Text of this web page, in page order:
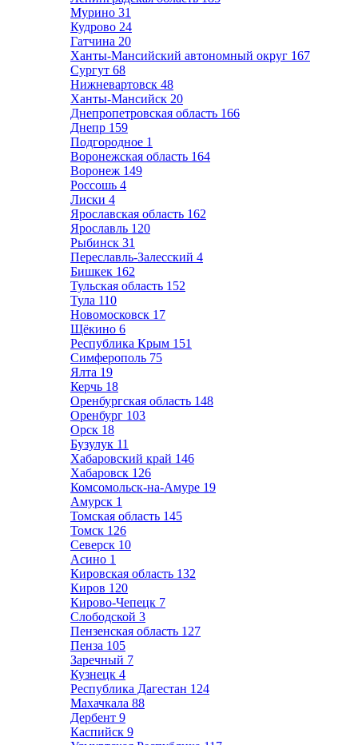
Мурино 31
Кудрово 24
Гатчина 20
Ханты-Мансийский автономный округ 167
Сургут 68
Нижневартовск 48
Ханты-Мансийск 20
Днепропетровская область 166
Днепр 159
Подгородное 1
Воронежская область 164
Воронеж 149
Россошь 4
Лиски 4
Ярославская область 162
Ярославль 120
Рыбинск 31
Переславль-Залесский 4
Бишкек 162
Тульская область 152
Тула 110
Новомосковск 17
Щёкино 6
Республика Крым 151
Симферополь 75
Ялта 19
Керчь 18
Оренбургская область 148
Оренбург 103
Орск 18
Бузулук 11
Хабаровский край 146
Хабаровск 126
Комсомольск-на-Амуре 19
Амурск 1
Томская область 145
Томск 126
Северск 10
Асино 1
Кировская область 132
Киров 120
Кирово-Чепецк 7
Слободской 3
Пензенская область 127
Пенза 105
Заречный 7
Кузнецк 4
Республика Дагестан 124
Махачкала 88
Дербент 9
Каспийск 9